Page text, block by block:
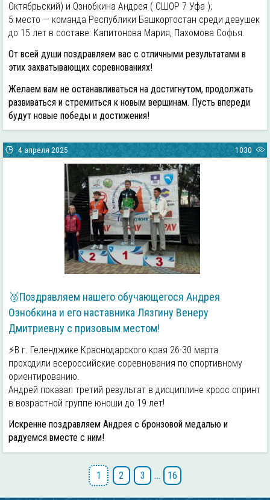
Октябрьский) и Ознобкина Андрея ( СШОР 7 Уфа );
5 место — команда Республики Башкортостан среди девушек
до 15 лет в составе: Капитонова Мария, Пахомова Софья.
От всей души поздравляем вас с отличными результатами в
этих захватывающих соревнованиях!
Желаем вам не останавливаться на достигнутом, продолжать
развиваться и стремиться к новым вершинам. Пусть впереди
будут новые победы и достижения!
4 апреля 2025 1030
🥉Поздравляем нашего обучающегося Андрея
Ознобкина и его наставника Лязгину Венеру
Дмитриевну с призовым местом!
⚡В г. Геленджике Краснодарского края 26-30 марта
проходили всероссийские соревнования по спортивному
ориентированию.
Андрей показал третий результат в дисциплине кросс спринт
в возрастной группе юноши до 19 лет!
Искренне поздравляем Андрея с бронзовой медалью и
радуемся вместе с ним!
1 2 3 … 16